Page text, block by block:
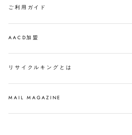
ご利用ガイド
AACD加盟
リサイクルキングとは
MAIL MAGAZINE